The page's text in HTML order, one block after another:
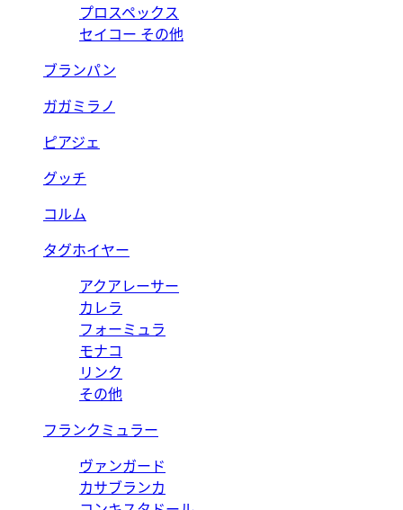
プロスペックス
セイコー その他
ブランパン
ガガミラノ
ピアジェ
グッチ
コルム
タグホイヤー
アクアレーサー
カレラ
フォーミュラ
モナコ
リンク
その他
フランクミュラー
ヴァンガード
カサブランカ